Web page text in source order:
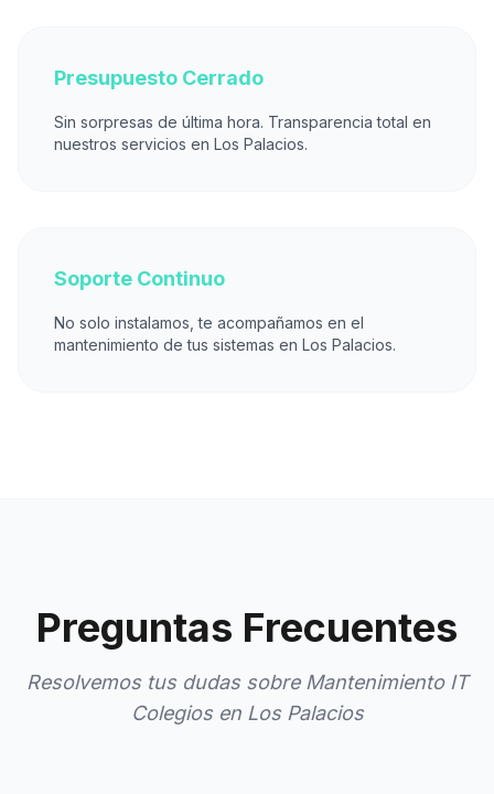
Presupuesto Cerrado
Sin sorpresas de última hora. Transparencia total en
nuestros servicios en Los Palacios.
Soporte Continuo
No solo instalamos, te acompañamos en el
mantenimiento de tus sistemas en Los Palacios.
Preguntas Frecuentes
Resolvemos tus dudas sobre Mantenimiento IT
Colegios en Los Palacios